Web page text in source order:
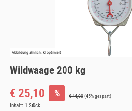
Abbildung ähnlich, KI optimiert
Wildwaage 200 kg
Verkaufspreis:
€ 25,10 % Regulärer Preis:
€ 44,90(45% gespart)
Inhalt: 1 Stück